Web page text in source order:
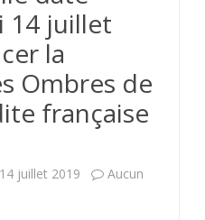
14 juillet
la
Ombres de
française
14 juillet 2019
Aucun